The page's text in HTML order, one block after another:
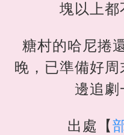
塊以上都
糖村的哈尼捲
晚，已準備好
邊追劇
出處【